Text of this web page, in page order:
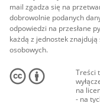
mail zgadza się na
dobrowolnie podanych
odpowiedzi na przesłane
każdą z jednostek
osobowych.
Treści
na
- na